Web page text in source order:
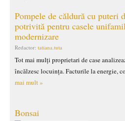
Pompele de căldură cu puteri
potrivită pentru casele
modernizare
Redactor: tatiana.tuta
Tot mai mulți proprietari de case
încălzesc locuința. Facturile la energie,
mai mult »
Bonsai